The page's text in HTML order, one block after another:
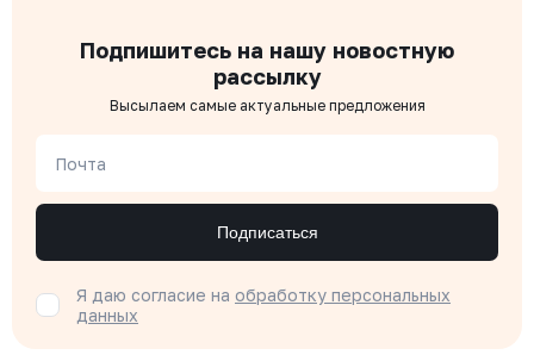
Подпишитесь на нашу новостную
рассылку
Высылаем самые актуальные предложения
Почта
Подписаться
Я даю согласие на обработку персональных
данных